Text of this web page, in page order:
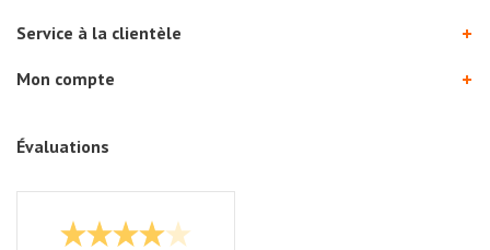
Service à la clientèle
Mon compte
Évaluations